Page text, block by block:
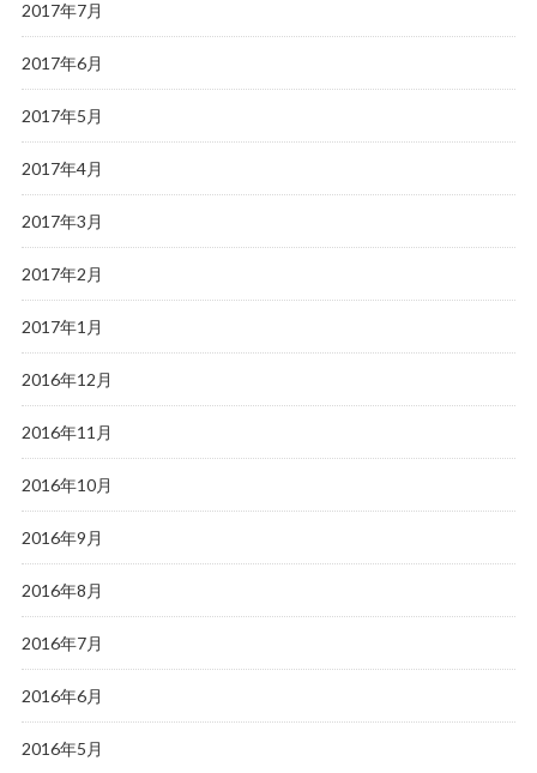
2017年7月
2017年6月
2017年5月
2017年4月
2017年3月
2017年2月
2017年1月
2016年12月
2016年11月
2016年10月
2016年9月
2016年8月
2016年7月
2016年6月
2016年5月